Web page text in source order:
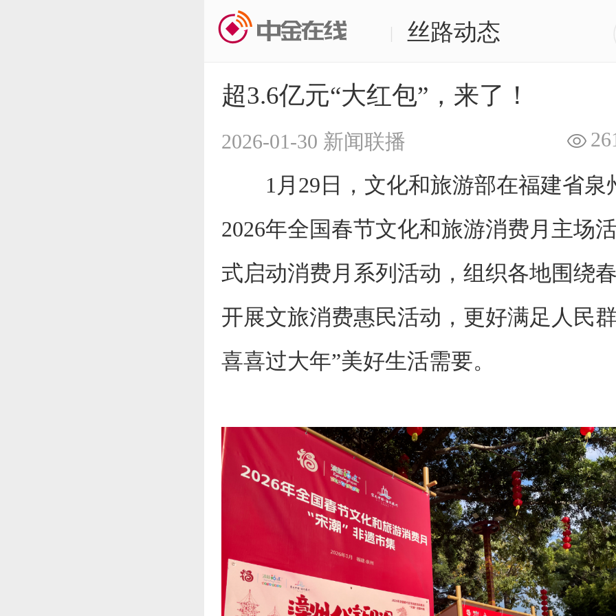
| 丝路动态
超3.6亿元“大红包”，来了！
2026-01-30 新闻联播
1月29日，文化和旅游部在福建省泉
2026年全国春节文化和旅游消费月主场
式启动消费月系列活动，组织各地围绕
开展文旅消费惠民活动，更好满足人民
喜喜过大年”美好生活需要。